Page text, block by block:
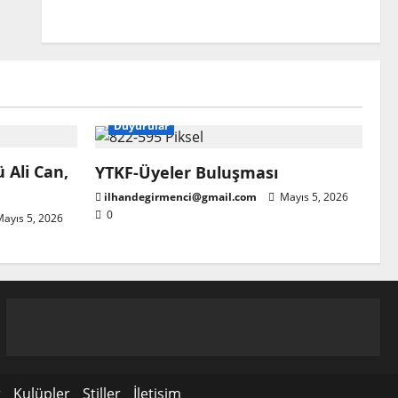
Ali Can,
5, 2026
Duyurular
YTKF-Üyeler Buluşması
ilhandegirmenci@gmail.com
Mayıs 5, 2026
0
Kulüpler Stiller İletişim